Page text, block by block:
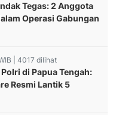
Tegas: 2 Anggota
Operasi Gabungan
| 4017 dilihat
di Papua Tengah:
Resmi Lantik 5